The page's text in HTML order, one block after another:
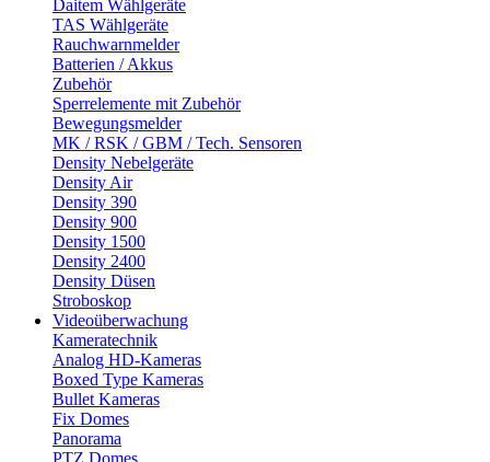
Daitem Wählgeräte
TAS Wählgeräte
Rauchwarnmelder
Batterien / Akkus
Zubehör
Sperrelemente mit Zubehör
Bewegungsmelder
MK / RSK / GBM / Tech. Sensoren
Density Nebelgeräte
Density Air
Density 390
Density 900
Density 1500
Density 2400
Density Düsen
Stroboskop
Videoüberwachung
Kameratechnik
Analog HD-Kameras
Boxed Type Kameras
Bullet Kameras
Fix Domes
Panorama
PTZ Domes